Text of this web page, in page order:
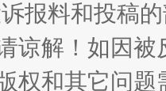
报料和投稿
谅解！如因
权和其它问题